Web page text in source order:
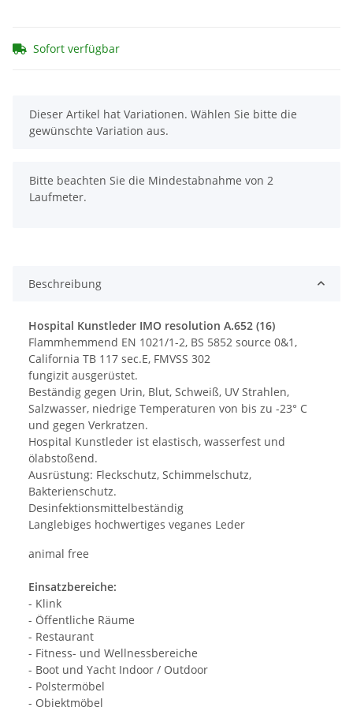
Sofort verfügbar
x
Dieser Artikel hat Variationen. Wählen Sie bitte die
gewünschte Variation aus.
x
Bitte beachten Sie die Mindestabnahme von 2
Laufmeter.
Beschreibung
Hospital Kunstleder IMO resolution A.652 (16)
Flammhemmend EN 1021/1-2, BS 5852 source 0&1,
California TB 117 sec.E, FMVSS 302
fungizit ausgerüstet.
Beständig gegen Urin, Blut, Schweiß, UV Strahlen,
Salzwasser, niedrige Temperaturen von bis zu -23° C
und gegen Verkratzen.
Hospital Kunstleder ist elastisch, wasserfest und
ölabstoßend.
Ausrüstung: Fleckschutz, Schimmelschutz,
Bakterienschutz.
Desinfektionsmittelbeständig
Langlebiges hochwertiges veganes Leder
animal free
Einsatzbereiche:
- Klink
- Öffentliche Räume
- Restaurant
- Fitness- und Wellnessbereiche
- Boot und Yacht Indoor / Outdoor
- Polstermöbel
- Objektmöbel